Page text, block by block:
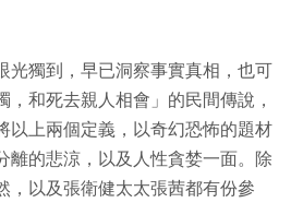
光獨到，早已洞察事實真相，也可
，和死去親人相會」的民間傳說，
以上兩個定義，以奇幻恐怖的題材
離的悲涼，以及人性貪婪一面。除
，以及張衛健太太張茜都有份參